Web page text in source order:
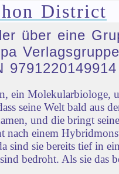
District
über eine
9791220149914
ein Molekularbiologe,
seine Welt bald aus
und die bringt
nach einem
sind sie bereits tief in
bedroht. Als sie das